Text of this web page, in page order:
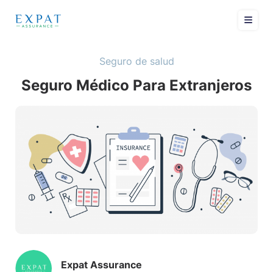
Seguro de salud
Seguro Médico Para Extranjeros
Expat Assurance